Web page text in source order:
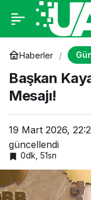
Haberler
Başkan
Mesajı!
19 Mart 2026,
güncellendi
0dk, 51sn
Başkan
Ramazan
Mesajı!